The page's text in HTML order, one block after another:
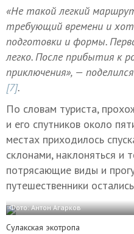
«Не такой легкий
требующий времени и
подготовки и формы.
легко. После прибытия к
приключения», —
[7].
По словам туриста,
и его спутников около
местах приходилось
склонами, наклоняться и
потрясающие виды и
путешественники
Фото: Антон Агарков
Сулакская экотропа